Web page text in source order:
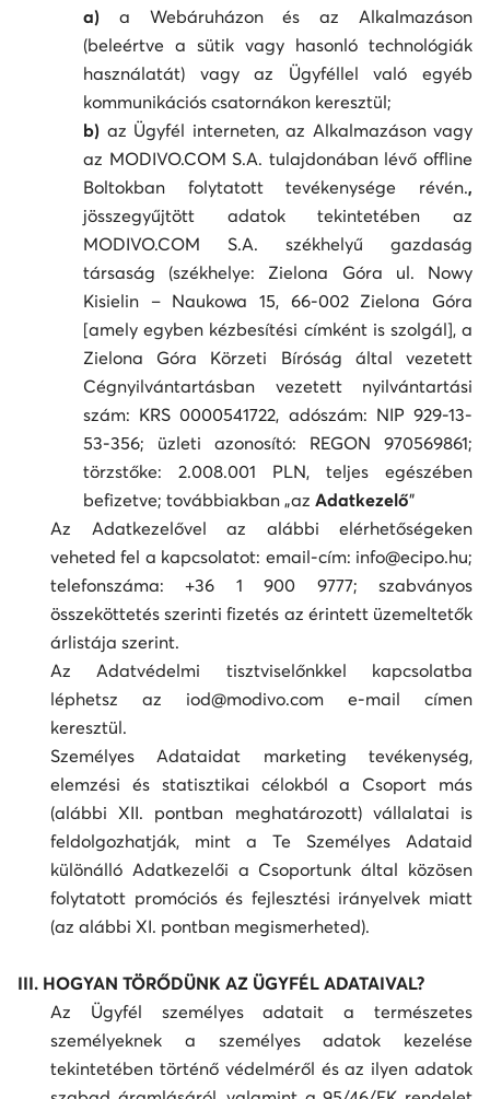
a) a Webáruházon és az Alkalmazáson
(beleértve a sütik vagy hasonló technológiák
használatát) vagy az Ügyféllel való egyéb
kommunikációs csatornákon keresztül;
b) az Ügyfél interneten, az Alkalmazáson vagy
az MODIVO.COM S.A. tulajdonában lévő offline
Boltokban folytatott tevékenysége révén.,
jösszegyűjtött adatok tekintetében az
MODIVO.COM S.A. székhelyű gazdaság
társaság (székhelye: Zielona Góra ul. Nowy
Kisielin – Naukowa 15, 66-002 Zielona Góra
[amely egyben kézbesítési címként is szolgál], a
Zielona Góra Körzeti Bíróság által vezetett
Cégnyilvántartásban vezetett nyilvántartási
szám: KRS 0000541722, adószám: NIP 929-13-
53-356; üzleti azonosító: REGON 970569861;
törzstőke: 2.008.001 PLN, teljes egészében
befizetve; továbbiakban „az Adatkezelő”
Az Adatkezelővel az alábbi elérhetőségeken
veheted fel a kapcsolatot: email-cím: info@ecipo.hu;
telefonszáma: +36 1 900 9777; szabványos
összeköttetés szerinti fizetés az érintett üzemeltetők
árlistája szerint.
Az Adatvédelmi tisztviselőnkkel kapcsolatba
léphetsz az iod@modivo.com e-mail címen
keresztül.
Személyes Adataidat marketing tevékenység,
elemzési és statisztikai célokból a Csoport más
(alábbi XII. pontban meghatározott) vállalatai is
feldolgozhatják, mint a Te Személyes Adataid
különálló Adatkezelői a Csoportunk által közösen
folytatott promóciós és fejlesztési irányelvek miatt
(az alábbi XI. pontban megismerheted).
III. HOGYAN TÖRŐDÜNK AZ ÜGYFÉL ADATAIVAL?
Az Ügyfél személyes adatait a természetes
személyeknek a személyes adatok kezelése
tekintetében történő védelméről és az ilyen adatok